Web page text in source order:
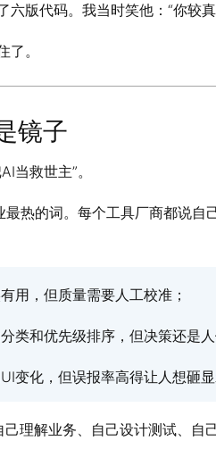
版代码。我当时笑他：“你较
。
镜子
当救世主”。
热的词。每个工具厂商都说自
，但质量需要人工校准；
和优先级排序，但决策还是人
化，但误报率高得让人想砸显
理解业务、自己设计测试、自